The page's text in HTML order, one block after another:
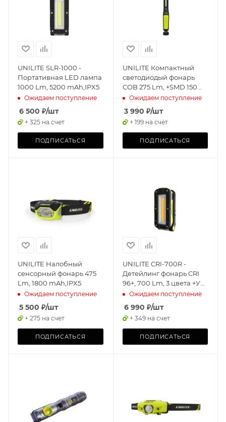
UNILITE SLR-1000 -
Портативная LED лампа
1000 Lm, 5200 mAh,IPX5
Ожидаем поступление
6 500 ₽/шт
+ 325 на счет
ПОДПИСАТЬСЯ
UNILITE Компактный
светодиодый фонарь
COB 275 Lm, +SMD 150
Lm, 700 mAh, IP20/IK07
Ожидаем поступление
3 990 ₽/шт
+ 199 на счет
ПОДПИСАТЬСЯ
UNILITE Налобный
сенсорный фонарь 475
Lm, 1800 mAh,IPX5
Ожидаем поступление
5 500 ₽/шт
+ 275 на счет
ПОДПИСАТЬСЯ
UNILITE CRI-700R -
Детейлинг фонарь CRI
96+, 700 Lm, 3 цвета +УФ,
5200 mAh
Ожидаем поступление
6 990 ₽/шт
+ 349 на счет
ПОДПИСАТЬСЯ